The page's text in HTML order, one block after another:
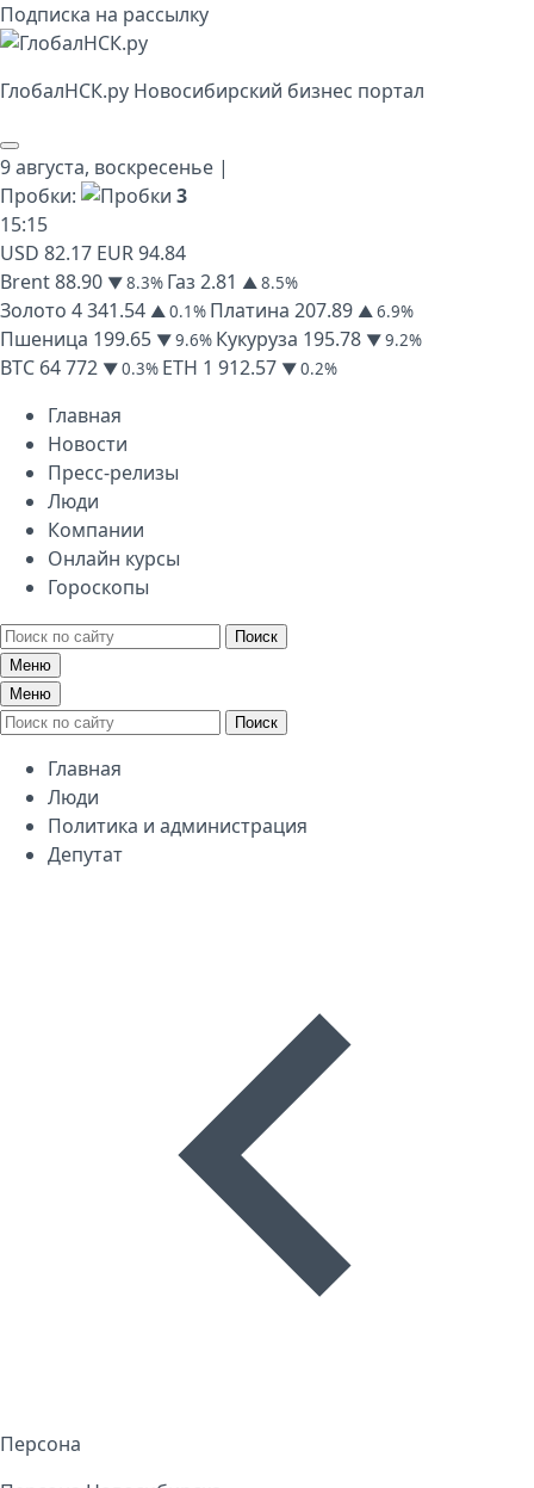
Подписка на рассылку
ГлобалНСК.py Новосибирский бизнес портал
9 августа, воскресенье |
Пробки:
3
15:15
USD 82.17 EUR94.84
Brent88.90 ▼ 8.3% Газ 2.81 ▲ 8.5%
Золото 4 341.54 ▲ 0.1% Платина 207.89 ▲ 6.9%
Пшеница 199.65 ▼ 9.6% Кукуруза 195.78 ▼ 9.2%
BTC 64 772 ▼ 0.3% ETH 1 912.57 ▼ 0.2%
Главная
Новости
Пресс-релизы
Люди
Компании
Онлайн курсы
Гороскопы
Поиск
Меню
Меню
Поиск
Главная
Люди
Политика и администрация
Депутат
Персона